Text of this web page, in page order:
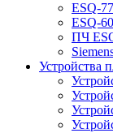
ESQ-
ESQ-
ПЧ
Устройства